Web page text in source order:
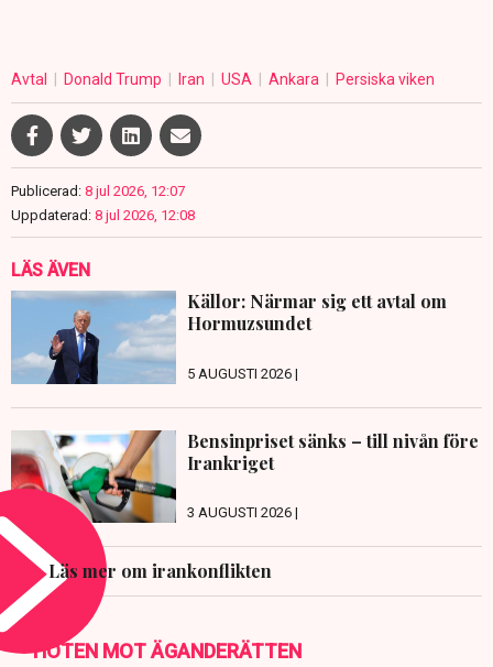
Avtal Donald Trump Iran USA Ankara Persiska viken
Publicerad: 8 jul 2026, 12:07
Uppdaterad: 8 jul 2026, 12:08
LÄS ÄVEN
Källor: Närmar sig ett avtal om
Hormuzsundet
5 AUGUSTI 2026 |
Bensinpriset sänks – till nivån före
Irankriget
3 AUGUSTI 2026 |
Läs mer om irankonflikten
HOTEN MOT ÄGANDERÄTTEN